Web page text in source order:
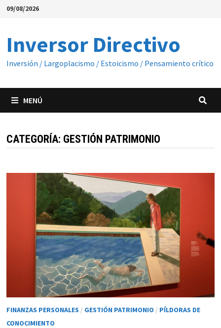
Saltar
09/08/2026
Inversor Directivo
Inversión / Largoplacismo / Estoicismo / Pensamiento crítico
MENÚ
CATEGORÍA: GESTIÓN PATRIMONIO
FINANZAS PERSONALES / GESTIÓN PATRIMONIO / PÍLDORAS DE
CONOCIMIENTO